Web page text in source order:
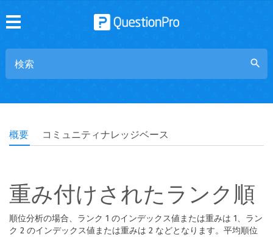
search
概要 コミュニティナレッジベース
重み付けされたランク順
順位分析の場合、ランク 1 のインデックス値または重みは 1、ラン
ク 2 のインデックス値または重みは 2 などとなります。平均順位